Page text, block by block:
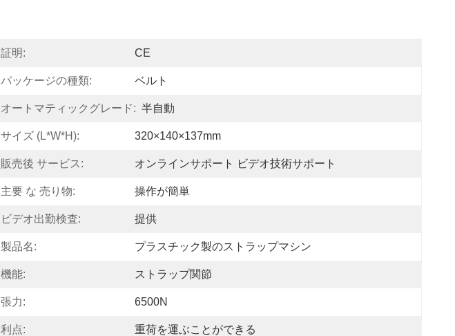
証明: CE
パッケージの種類: ベルト
オートマティックグレード: 半自動
サイズ (L*W*H): 320×140×137mm
販売後 サービス: オンラインサポート ビデオ技術サポート
主要 な 売り物: 操作が簡単
ビデオ出勤検査: 提供
製品名: プラスチック製のストラップマシン
機能: ストラップ関節
張力: 6500N
利点: 重荷を運ぶことができる